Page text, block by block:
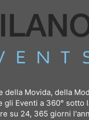
della Movida, della
gli Eventi a 360° sotto
su 24, 365 giorni